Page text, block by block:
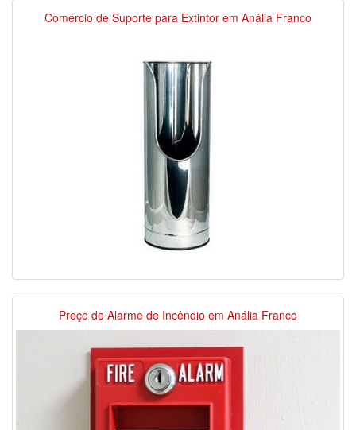
Comércio de Suporte para Extintor em Anália Franco
Preço de Alarme de Incêndio em Anália Franco